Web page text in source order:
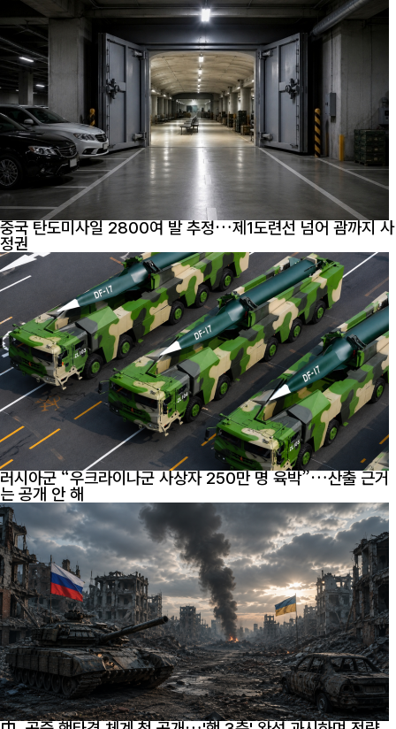
중국 탄도미사일 2800여 발 추정…제1도련선 넘어 괌까지 사
정권
러시아군 “우크라이나군 사상자 250만 명 육박”…산출 근거
는 공개 안 해